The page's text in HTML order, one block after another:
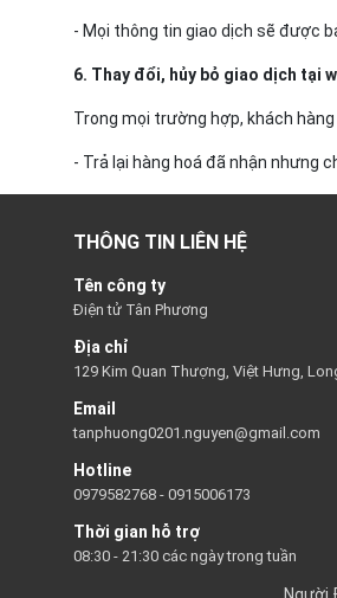
- Mọi thông tin giao dịch sẽ được
6. Thay đổi, hủy bỏ giao dịch tại
Trong mọi trường hợp, khách
- Trả lại hàng hoá đã nhận nhưng
THÔNG TIN LIÊN HỆ
Tên công ty
Điện tử Tân Phương
Địa chỉ
129 Kim Quan Thượng, Việt Hưng,
Email
tanphuong0201.nguyen@gmail.com
Hotline
0979582768 - 0915006173
Thời gian hỗ trợ
08:30 - 21:30 các ngày trong tuần